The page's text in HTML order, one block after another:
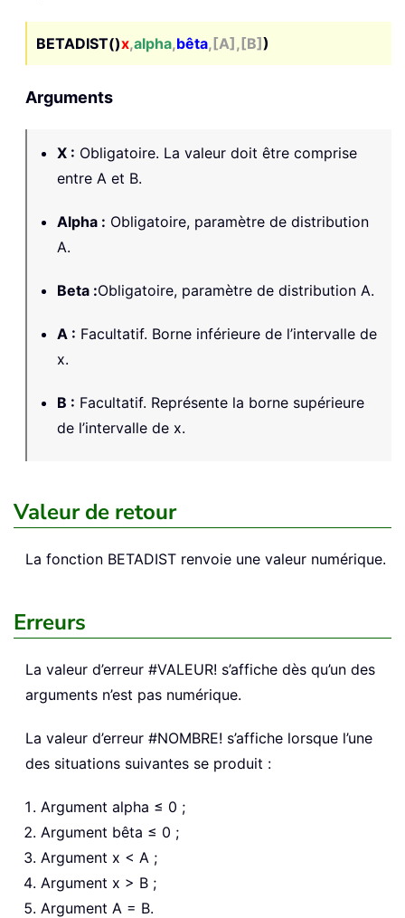
BETADIST()x,alpha,bêta,[A],[B])
Arguments
X : Obligatoire. La valeur doit être comprise
entre A et B.
Alpha : Obligatoire, paramètre de distribution
A.
Beta :Obligatoire, paramètre de distribution A.
A : Facultatif. Borne inférieure de l’intervalle de
x.
B : Facultatif. Représente la borne supérieure
de l’intervalle de x.
Valeur de retour
La fonction BETADIST renvoie une valeur numérique.
Erreurs
La valeur d’erreur #VALEUR! s’affiche dès qu’un des
arguments n’est pas numérique.
La valeur d’erreur #NOMBRE! s’affiche lorsque l’une
des situations suivantes se produit :
Argument alpha ≤ 0 ;
Argument bêta ≤ 0 ;
Argument x < A ;
Argument x > B ;
Argument A = B.